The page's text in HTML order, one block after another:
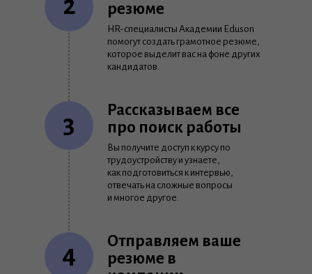
резюме
HR-специалисты Академии Eduson
помогут создать грамотное резюме,
которое выделит вас на фоне других
кандидатов.
Рассказываем все
про поиск работы
Вы получите доступ к курсу по
трудоустройству и узнаете,
как подготовиться к интервью,
отвечать на сложные вопросы
и многое другое.
Отправляем ваше
резюме в
2
3
4